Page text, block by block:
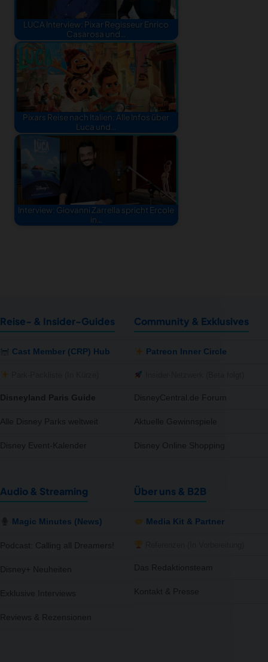
LUCA Interview: Pixar Regisseur Enrico
Casarosa und…
Pixars Reise nach Italien: Alle Infos über
Luca und…
Interview: Giovanni Zarrella spricht Ercole
in…
Reise- & Insider-Guides
Cast Member (CRP) Hub
Disneyland Paris Guide
Alle Disney Parks weltweit
Disney Event-Kalender
Community & Exklusives
Patreon Inner Circle
DisneyCentral.de Forum
Aktuelle Gewinnspiele
Disney Online Shopping
Audio & Streaming
Magic Minutes (News)
Podcast: Calling all Dreamers!
Disney+ Neuheiten
Exklusive Interviews
Reviews & Rezensionen
Über uns & B2B
Media Kit & Partner
Das Redaktionsteam
Kontakt & Presse